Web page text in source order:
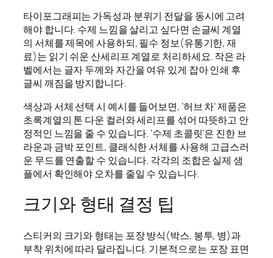
타이포그래피는 가독성과 분위기 전달을 동시에 고려
해야 합니다. 수제 느낌을 살리고 싶다면 손글씨 계열
의 서체를 제목에 사용하되, 필수 정보(유통기한, 재
료)는 읽기 쉬운 산세리프 계열로 처리하세요. 작은 라
벨에서는 글자 두께와 자간을 여유 있게 잡아 인쇄 후
글씨 깨짐을 방지합니다.
색상과 서체 선택 시 예시를 들어보면, ‘허브 차’ 제품은
초록계열의 톤 다운 컬러와 세리프를 섞어 따뜻하고 안
정적인 느낌을 줄 수 있습니다. ‘수제 초콜릿’은 진한 브
라운과 금박 포인트, 클래식한 서체를 사용해 고급스러
운 무드를 연출할 수 있습니다. 각각의 조합은 실제 샘
플에서 확인해야 오차를 줄일 수 있습니다.
크기와 형태 결정 팁
스티커의 크기와 형태는 포장 방식(박스, 봉투, 병)과
부착 위치에 따라 달라집니다. 기본적으로는 포장 표면